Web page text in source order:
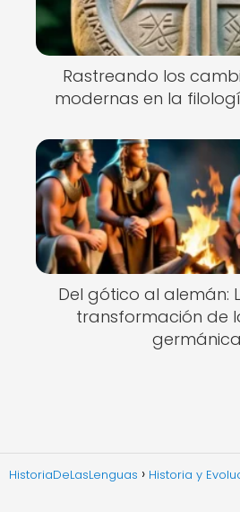
Rastreando los
modernas en la
Del gótico al alemán:
transformación de
HistoriaDeLasLenguas Historia y